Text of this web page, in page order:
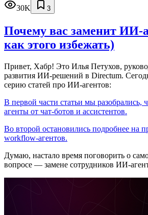
30K
3
Почему вас заменит
как этого избежать)
Привет, Хабр! Это Илья Петухов,
развития ИИ-решений в Directum.
серию статей про ИИ-агентов:
В первой части статьи мы
агенты от чат-ботов и ассистентов.
Во второй остановились подробнее на
workflow-агентов.
Думаю, настало время поговорить о
вопросе — замене сотрудников ИИ-